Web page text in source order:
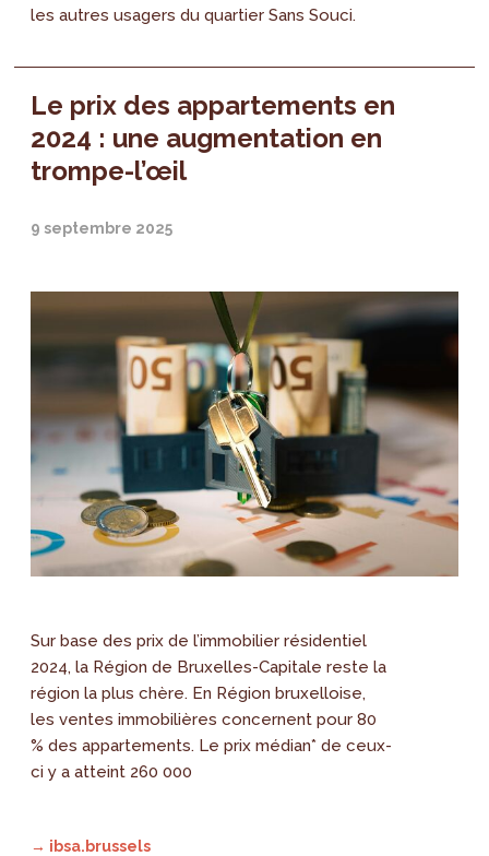
les autres usagers du quartier Sans Souci.
Le prix des appartements en
2024 : une augmentation en
trompe-l’œil
9 septembre 2025
Sur base des prix de l’immobilier résidentiel
2024, la Région de Bruxelles-Capitale reste la
région la plus chère. En Région bruxelloise,
les ventes immobilières concernent pour 80
% des appartements. Le prix médian* de ceux-
ci y a atteint 260 000
→ ibsa.brussels